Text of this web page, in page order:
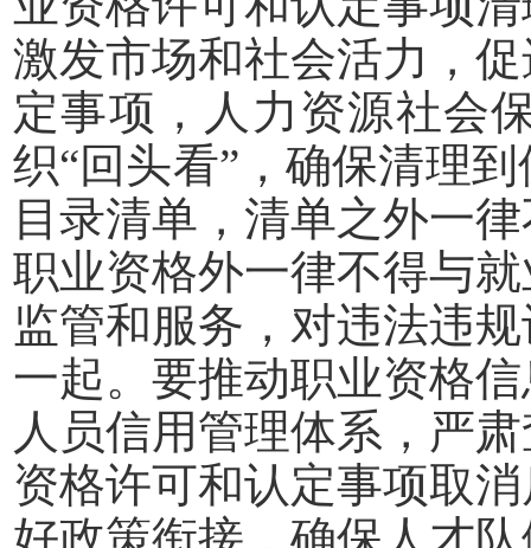
激发市场和社会活力，
定事项，人力资源社会
织“回头看”，确保清理
目录清单，清单之外一
职业资格外一律不得与
监管和服务，对违法违
一起。要推动职业资格
人员信用管理体系，严
资格许可和认定事项取
好政策衔接，确保人才